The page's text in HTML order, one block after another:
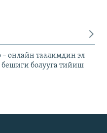
– онлайн таалимдин эл
бешиги болууга тийиш